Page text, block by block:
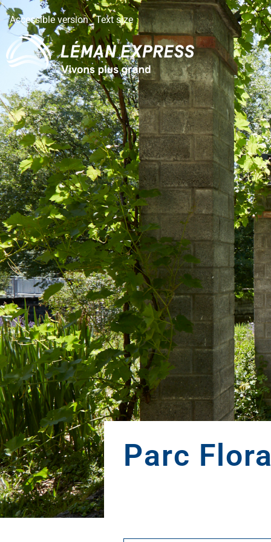
Accessible version Text size
Parc